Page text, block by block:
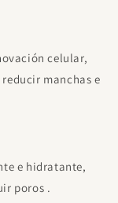
celular,
manchas e
e hidratante,
poros .